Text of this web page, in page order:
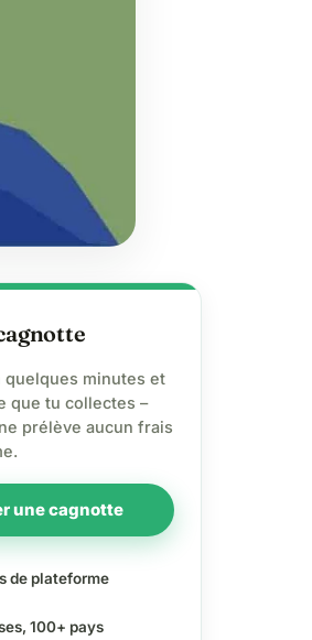
quelques minutes et
que tu collectes –
prélève aucun frais
une cagnotte
de plateforme
100+ pays